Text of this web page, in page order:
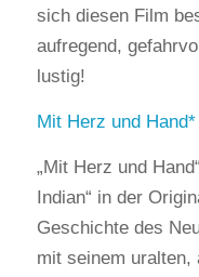
sich diesen Film
aufregend,
lustig!
Mit Herz und Hand
„Mit Herz und
Indian“ in der
Geschichte des
mit seinem uralten,